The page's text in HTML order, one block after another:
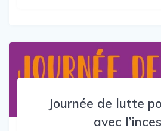
Journée de lutte
avec